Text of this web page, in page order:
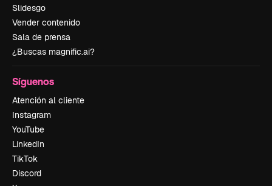
Slidesgo
Vender contenido
Sala de prensa
¿Buscas magnific.ai?
Síguenos
Atención al cliente
Instagram
YouTube
LinkedIn
TikTok
Discord